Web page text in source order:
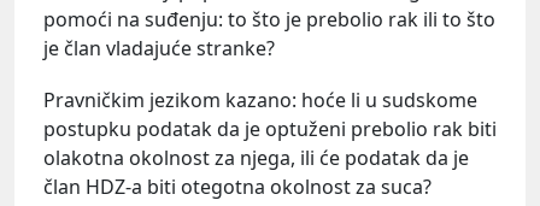
pomoći na suđenju: to što je prebolio rak ili to što
je član vladajuće stranke?
Pravničkim jezikom kazano: hoće li u sudskome
postupku podatak da je optuženi prebolio rak biti
olakotna okolnost za njega, ili će podatak da je
član HDZ-a biti otegotna okolnost za suca?